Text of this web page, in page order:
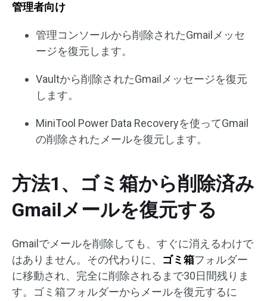
管理者向け
管理コンソールから削除されたGmailメッセ
ージを復元します。
Vaultから削除されたGmailメッセージを復元
します。
MiniTool Power Data Recoveryを使ってGmail
の削除されたメールを復元します。
方法1、ゴミ箱から削除済み
Gmailメールを復元する
Gmailでメールを削除しても、すぐに消えるわけで
はありません。その代わりに、 ゴミ箱フォルダー
に移動され、完全に削除されるまで30日間残りま
す。ゴミ箱フォルダーからメールを復元するに